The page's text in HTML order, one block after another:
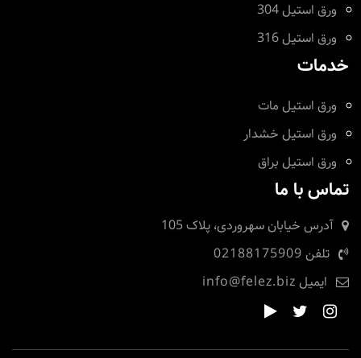
ورق استیل 304
ورق استیل 316
خدمات
ورق استیل مات
ورق استیل خشدار
ورق استیل براق
تماس با ما
آدرس خیابان سهروردی، پلاک 105
تلفن 02188175909
ایمیل info@felez.biz